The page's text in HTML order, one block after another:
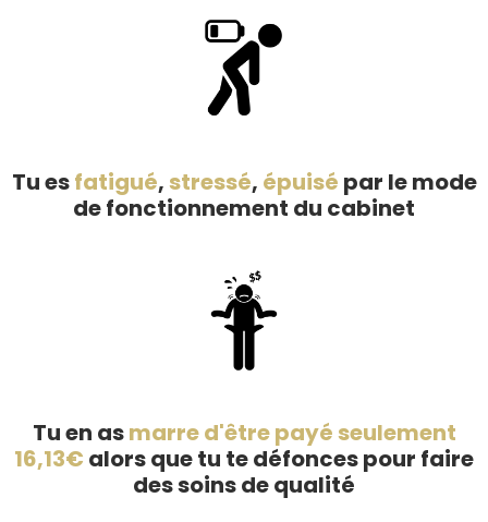
Tu esfatigué,stressé, épuisé par le mode
de fonctionnement du cabinet
Tu en asmarre d'être payé seulement
16,13€ alors que tu te défonces pour faire
des soins de qualité